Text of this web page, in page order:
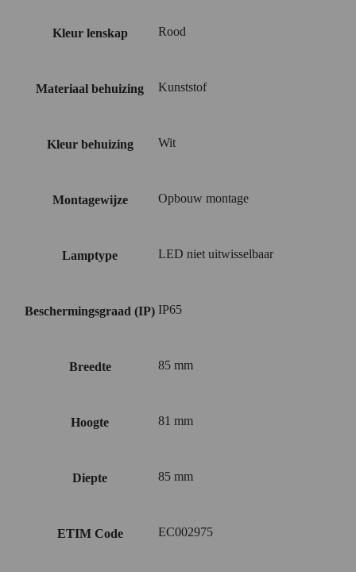
Kleur lenskap Rood
Materiaal behuizing Kunststof
Kleur behuizing Wit
Montagewijze Opbouw montage
Lamptype LED niet uitwisselbaar
Beschermingsgraad (IP) IP65
Breedte 85 mm
Hoogte 81 mm
Diepte 85 mm
ETIM Code EC002975